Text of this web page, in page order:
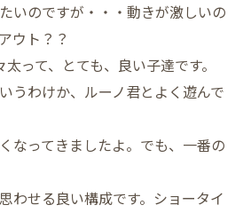
いのですが・・・動きが激しいの
ウト？？
って、とても、良い子達です。
うわけか、ルーノ君とよく遊んで
なってきましたよ。でも、一番の
わせる良い構成です。ショータイ